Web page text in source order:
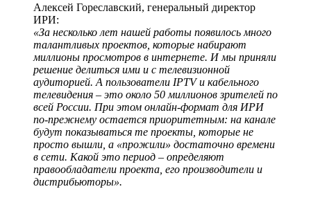
Алексей Гореславский, генеральный директор
ИРИ:
«За несколько лет нашей работы появилось много
талантливых проектов, которые набирают
миллионы просмотров в интернете. И мы приняли
решение делиться ими и с телевизионной
аудиторией. А пользователи IPTV и кабельного
телевидения – это около 50 миллионов зрителей по
всей России. При этом онлайн-формат для ИРИ
по-прежнему остается приоритетным: на канале
будут показываться те проекты, которые не
просто вышли, а «прожили» достаточно времени
в сети. Какой это период – определяют
правообладатели проекта, его производители и
дистрибьюторы».